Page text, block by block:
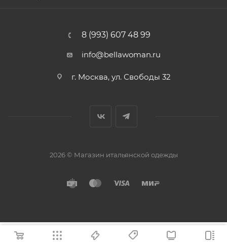
8 (993) 607 48 99
info@bellawoman.ru
г. Москва, ул. Свободы 32
2026 © Магазин итальянской одежды